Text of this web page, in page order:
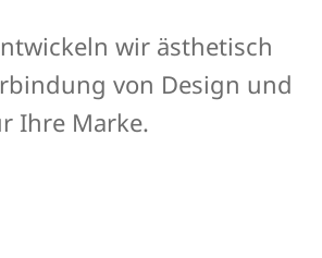
wir ästhetisch
von Design und
Ihre Marke.